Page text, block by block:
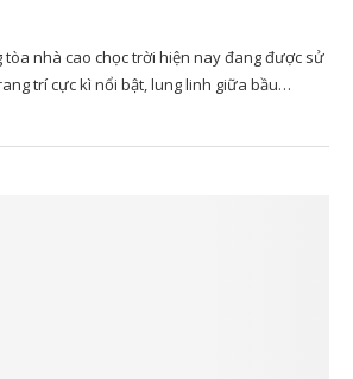
tòa nhà cao chọc trời hiện nay đang được sử
trí cực kì nổi bật, lung linh giữa bầu…